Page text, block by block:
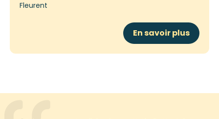
En savoir plus